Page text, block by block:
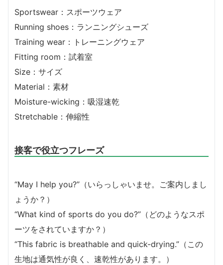
Sportswear：スポーツウェア
Running shoes：ランニングシューズ
Training wear：トレーニングウェア
Fitting room：試着室
Size：サイズ
Material：素材
Moisture-wicking：吸湿速乾
Stretchable：伸縮性
接客で役立つフレーズ
“May I help you?”（いらっしゃいませ。ご案内しまし
ょうか？）
“What kind of sports do you do?”（どのようなスポ
ーツをされていますか？）
“This fabric is breathable and quick-drying.”（この
生地は通気性が良く、速乾性があります。）